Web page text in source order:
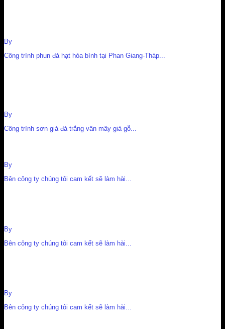
By
Công trình phun đá hạt hòa bình tại Phan Giang-Tháp...
By
Công trình sơn giả đá trắng vân mây giả gỗ...
By
Bên công ty chúng tôi cam kết sẽ làm hài...
By
Bên công ty chúng tôi cam kết sẽ làm hài...
By
Bên công ty chúng tôi cam kết sẽ làm hài...